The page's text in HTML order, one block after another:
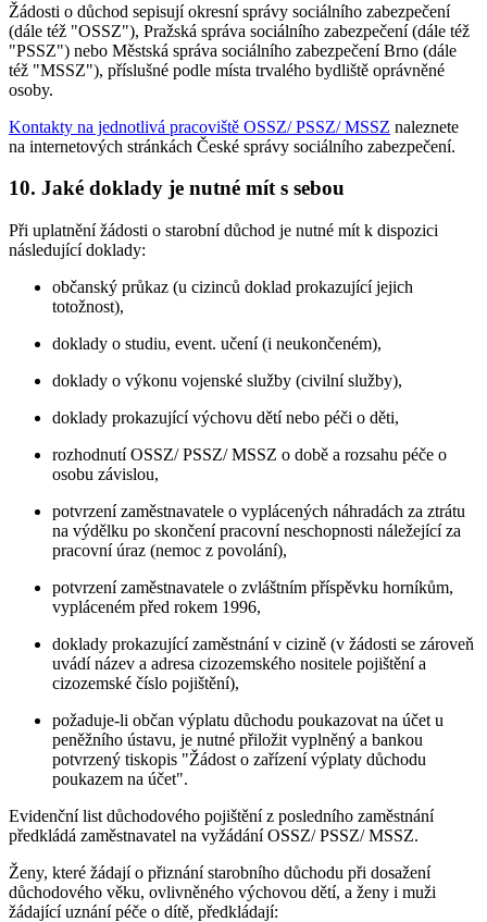
Žádosti o důchod sepisují okresní správy sociálního zabezpečení
(dále též "OSSZ"), Pražská správa sociálního zabezpečení (dále též
"PSSZ") nebo Městská správa sociálního zabezpečení Brno (dále
též "MSSZ"), příslušné podle místa trvalého bydliště oprávněné
osoby.
Kontakty na jednotlivá pracoviště OSSZ/ PSSZ/ MSSZ naleznete
na internetových stránkách České správy sociálního zabezpečení.
10. Jaké doklady je nutné mít s sebou
Při uplatnění žádosti o starobní důchod je nutné mít k dispozici
následující doklady:
občanský průkaz (u cizinců doklad prokazující jejich
totožnost),
doklady o studiu, event. učení (i neukončeném),
doklady o výkonu vojenské služby (civilní služby),
doklady prokazující výchovu dětí nebo péči o děti,
rozhodnutí OSSZ/ PSSZ/ MSSZ o době a rozsahu péče o
osobu závislou,
potvrzení zaměstnavatele o vyplácených náhradách za ztrátu
na výdělku po skončení pracovní neschopnosti náležející za
pracovní úraz (nemoc z povolání),
potvrzení zaměstnavatele o zvláštním příspěvku horníkům,
vypláceném před rokem 1996,
doklady prokazující zaměstnání v cizině (v žádosti se zároveň
uvádí název a adresa cizozemského nositele pojištění a
cizozemské číslo pojištění),
požaduje-li občan výplatu důchodu poukazovat na účet u
peněžního ústavu, je nutné přiložit vyplněný a bankou
potvrzený tiskopis "Žádost o zařízení výplaty důchodu
poukazem na účet".
Evidenční list důchodového pojištění z posledního zaměstnání
předkládá zaměstnavatel na vyžádání OSSZ/ PSSZ/ MSSZ.
Ženy, které žádají o přiznání starobního důchodu při dosažení
důchodového věku, ovlivněného výchovou dětí, a ženy i muži
žádající uznání péče o dítě, předkládají: